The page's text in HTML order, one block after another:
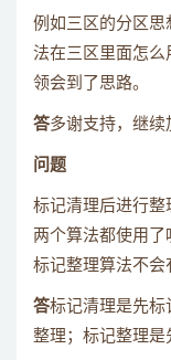
例如三区的分区思
法在三区里面怎么
领会到了思路。
答多谢支持，继续
问题
标记清理后进行整
两个算法都使用了
标记整理算法不会
答标记清理是先标
整理；标记整理